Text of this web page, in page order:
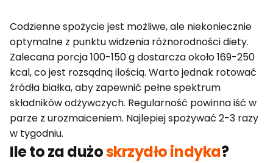
Codzienne spożycie jest możliwe, ale niekoniecznie
optymalne z punktu widzenia różnorodności diety.
Zalecana porcja 100-150 g dostarcza około 169-250
kcal, co jest rozsądną ilością. Warto jednak rotować
źródła białka, aby zapewnić pełne spektrum
składników odżywczych. Regularność powinna iść w
parze z urozmaiceniem. Najlepiej spożywać 2-3 razy
w tygodniu.
Ile to za dużoskrzydło indyka?